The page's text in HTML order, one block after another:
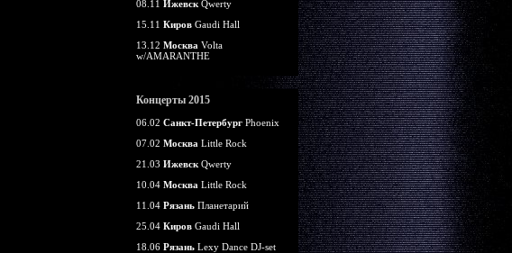
08.11 Ижевск Qwerty
15.11 Киров Gaudi Hall
13.12 Москва Volta
w/AMARANTHE
Концерты 2015
06.02 Санкт-Петербург Phoenix
07.02 Москва Little Rock
21.03 Ижевск Qwerty
10.04 Москва Little Rock
11.04 Рязань Планетарий
25.04 Киров Gaudi Hall
18.06 Рязань Lexy Dance DJ-set